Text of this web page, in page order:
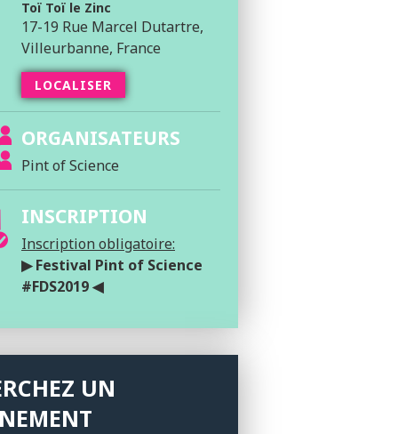
Toï Toï le Zinc
17-19 Rue Marcel Dutartre,
Villeurbanne, France
LOCALISER
ORGANISATEURS
Pint of Science
INSCRIPTION
Inscription obligatoire:
▶ Festival Pint of Science
#FDS2019 ◀
UN